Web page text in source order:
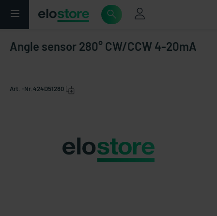
Angle sensor 280° CW/CCW 4-20mA
Art. -Nr. 424D51280